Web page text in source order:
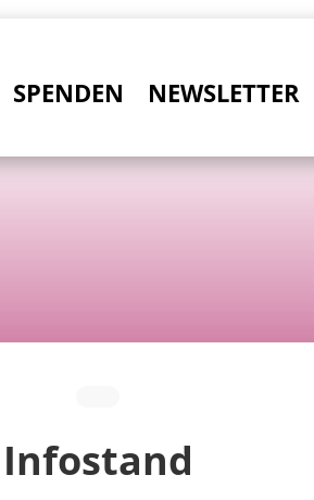
SPENDEN NEWSLETTER
Infostand